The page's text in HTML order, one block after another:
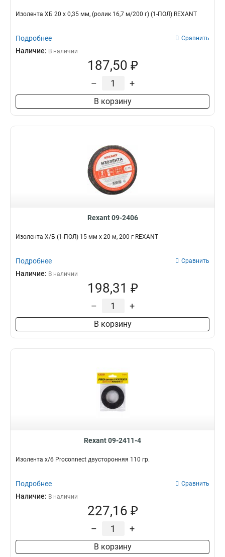
Изолента ХБ 20 х 0,35 мм, (ролик 16,7 м/200 г) (1-ПОЛ) REXANT
Подробнее Сравнить
Наличие: В наличии
187,50 ₽
– +
В корзину
Rexant 09-2406
Изолента Х/Б (1-ПОЛ) 15 мм х 20 м, 200 г REXANT
Подробнее Сравнить
Наличие: В наличии
198,31 ₽
– +
В корзину
Rexant 09-2411-4
Изолента х/б Proconnect двусторонняя 110 гр.
Подробнее Сравнить
Наличие: В наличии
227,16 ₽
– +
В корзину